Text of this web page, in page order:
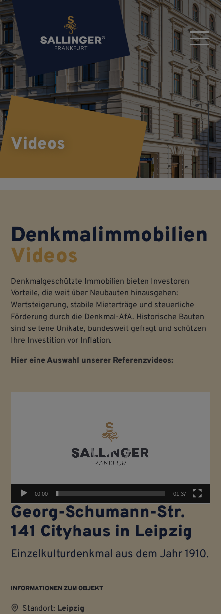
Videos
Denkmalimmobilien
Videos
Denkmalgeschützte Immobilien bieten Investoren
Vorteile, die weit über Neubauten hinausgehen:
Wertsteigerung, stabile Mieterträge und steuerliche
Förderung durch die Denkmal-AfA. Historische Bauten
sind seltene Unikate, bundesweit gefragt und schützen
Ihre Investition vor Inflation.
Hier eine Auswahl unserer Referenzvideos:
00:00 01:37
Georg-Schu­mann-Str.
141 City­haus in Leipzig
Einzel­kultur­denkmal aus dem Jahr 1910.
INFORMATIONEN ZUM OBJEKT
Standort: Leipzig